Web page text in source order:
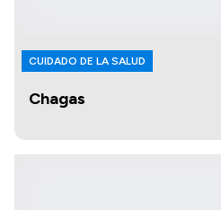
Chagas
CUIDADO DE LA SALUD